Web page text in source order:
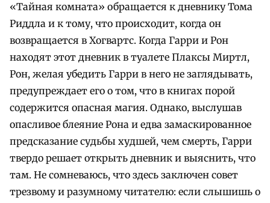
«Тайная комната» обращается к дневнику Тома
Риддла и к тому, что происходит, когда он
возвращается в Хогвартс. Когда Гарри и Рон
находят этот дневник в туалете Плаксы Миртл,
Рон, желая убедить Гарри в него не заглядывать,
предупреждает его о том, что в книгах порой
содержится опасная магия. Однако, выслушав
опасливое блеяние Рона и едва замаскированное
предсказание судьбы худшей, чем смерть, Гарри
твердо решает открыть дневник и выяснить, что
там. Не сомневаюсь, что здесь заключен совет
трезвому и разумному читателю: если слышишь о